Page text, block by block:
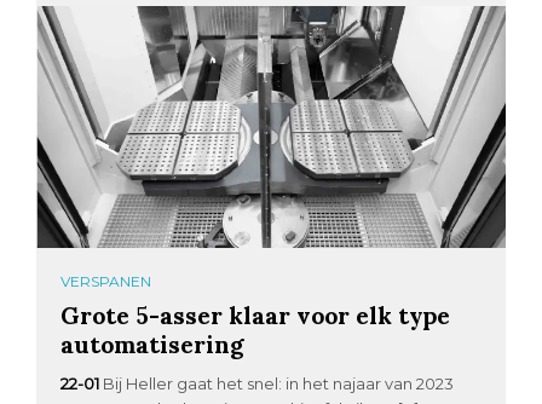
VERSPANEN
Grote 5-asser klaar voor elk type
automatisering
22-01 Bij Heller gaat het snel: in het najaar van 2023